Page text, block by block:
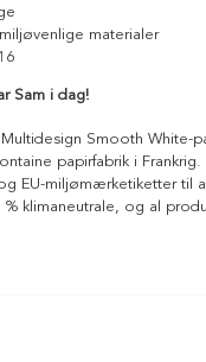
materialer
Sam i dag!
Smooth White-
papirfabrik i
EU-miljømærketiketter til
klimaneutrale, og al